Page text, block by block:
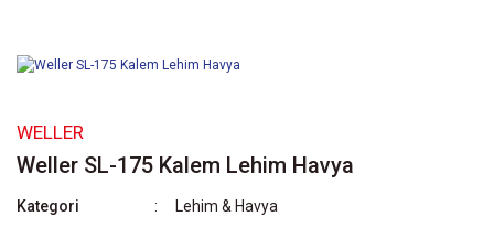
WELLER
Weller SL-175 Kalem Lehim Havya
Kategori
Lehim & Havya